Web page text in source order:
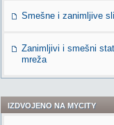
Smešne i zanimljive
Zanimljivi i smešni
mreža
IZDVOJENO NA MYCITY